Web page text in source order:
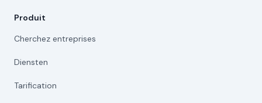
Produit
Cherchez entreprises
Diensten
Tarification